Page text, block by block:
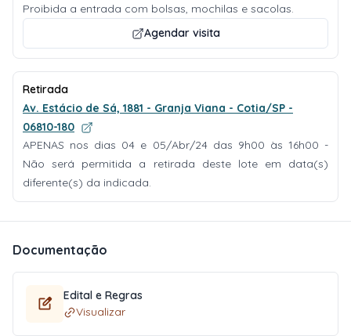
Proibida a entrada com bolsas, mochilas e sacolas.
Agendar visita
Retirada
Av. Estácio de Sá, 1881 - Granja Viana - Cotia/SP -
06810-180
APENAS nos dias 04 e 05/Abr/24 das 9h00 às 16h00 -
Não será permitida a retirada deste lote em data(s)
diferente(s) da indicada.
Documentação
Edital e Regras
Visualizar